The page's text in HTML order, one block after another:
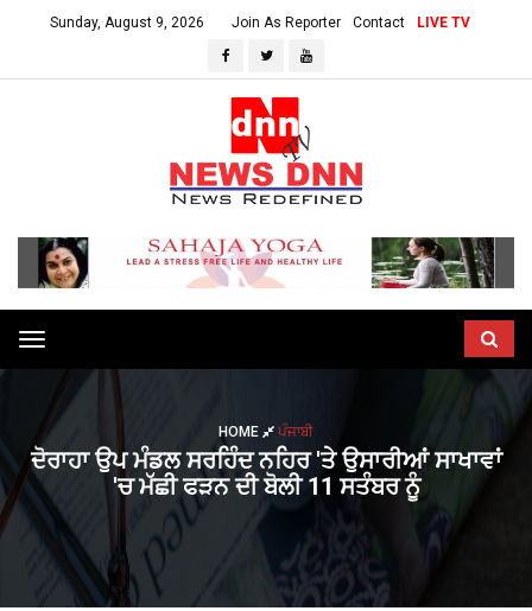
Sunday, August 9, 2026 Join As Reporter Contact LIVE TV
Toggle
navigation
HOME ਪੰਜਾਬੀ
ਦੋਰਾਹਾ ਉਪ ਮੰਡਲ ਸਰਹਿੰਦ ਨਹਿਰ 'ਤੇ ਉਸਾਰੀਆਂ ਸਾਖਾਵਾਂ
'ਚ ਮੱਛੀ ਫੜਨ ਦੀ ਬੋਲੀ 11 ਸਤੰਬਰ ਨੂੰ